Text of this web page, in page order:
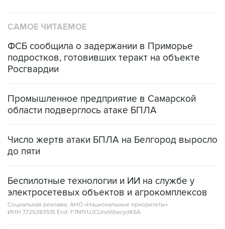
САМОЕ ЧИТАЕМОЕ
ФСБ сообщила о задержании в Приморье
подростков, готовивших теракт на объекте
Росгвардии
Промышленное предприятие в Самарской
области подверглось атаке БПЛА
Число жертв атаки БПЛА на Белгород выросло
до пяти
Беспилотные технологии и ИИ на службе у
электросетевых объектов и агрокомплексов
Социальная реклама, АНО «Национальные приоритеты».
ИНН 7725383515 Erid: F7NfYUJCUneVdwcydK6A